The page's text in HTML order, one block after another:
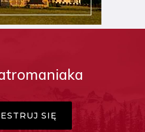
SIĘ